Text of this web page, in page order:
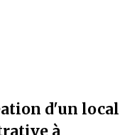
d'un local